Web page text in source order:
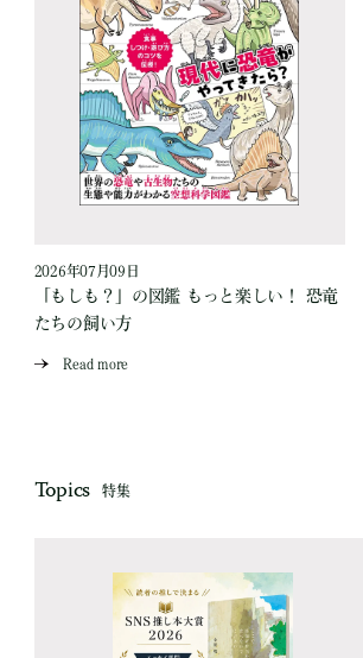
2026年07月09日
「もしも？」の図鑑 もっと楽しい！ 恐竜
たちの飼い方
Read more
Topics 特集